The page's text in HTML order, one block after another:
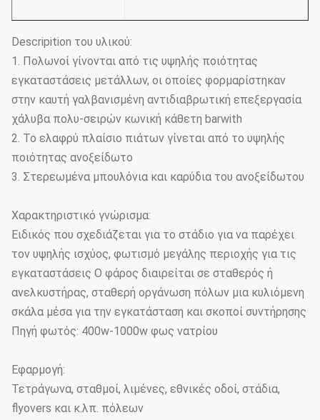
Descripition του υλικού:
1. Πολωνοί γίνονται από τις υψηλής ποιότητας
εγκαταστάσεις μετάλλων, οι οποίες φορμαρίστηκαν
στην καυτή γαλβανισμένη αντιδιαβρωτική επεξεργασία
χάλυβα πολυ-σειρών κωνική κάθετη barwith
2. Το ελαφρύ πλαίσιο πιάτων γίνεται από το υψηλής
ποιότητας ανοξείδωτο
3. Στερεωμένα μπουλόνια και καρύδια του ανοξείδωτου
Χαρακτηριστικό γνώρισμα:
Ειδικός που σχεδιάζεται για το στάδιο για να παρέχει
τον υψηλής ισχύος, φωτισμό μεγάλης περιοχής για τις
εγκαταστάσεις Ο φάρος διαιρείται σε σταθερός ή
ανελκυστήρας, σταθερή οργάνωση πόλων μια κυλιόμενη
σκάλα μέσα για την εγκατάσταση και σκοποί συντήρησης
Πηγή φωτός: 400w-1000w φως νατρίου
Εφαρμογή:
Τετράγωνα, σταθμοί, λιμένες, εθνικές οδοί, στάδια,
flyovers και κ.λπ. πόλεων